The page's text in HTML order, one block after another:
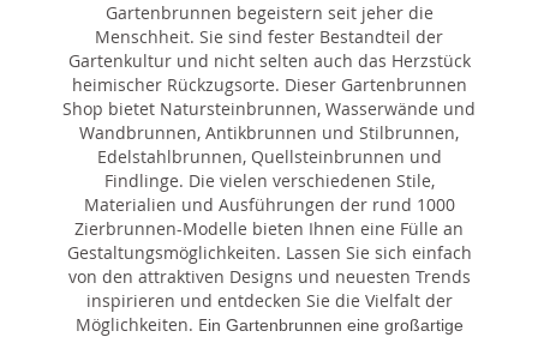
Gartenbrunnen begeistern seit jeher die
Menschheit. Sie sind fester Bestandteil der
Gartenkultur und nicht selten auch das Herzstück
heimischer Rückzugsorte. Dieser Gartenbrunnen
Shop bietet Natursteinbrunnen, Wasserwände und
Wandbrunnen, Antikbrunnen und Stilbrunnen,
Edelstahlbrunnen, Quellsteinbrunnen und
Findlinge. Die vielen verschiedenen Stile,
Materialien und Ausführungen der rund 1000
Zierbrunnen-Modelle bieten Ihnen eine Fülle an
Gestaltungsmöglichkeiten. Lassen Sie sich einfach
von den attraktiven Designs und neuesten Trends
inspirieren und entdecken Sie die Vielfalt der
Möglichkeiten. Ein Gartenbrunnen eine großartige